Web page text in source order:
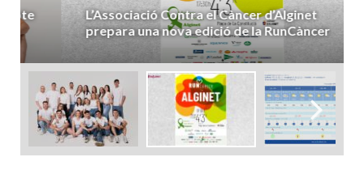
L’Associació Contra el Càncer d’Alginet
prepara una nova edició de la RunCàncer